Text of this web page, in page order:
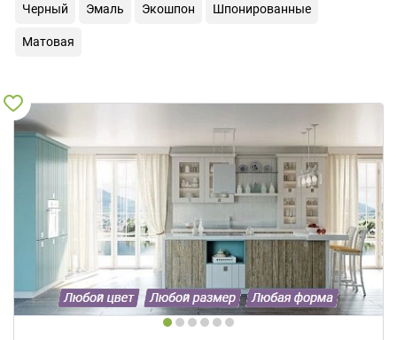
Черный Эмаль Экошпон Шпонированные
Матовая
персональных
данных
в
порядке
условиях
обработки
данных.